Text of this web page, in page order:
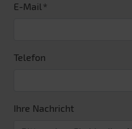
E-Mail
Telefon
Ihre Nachricht